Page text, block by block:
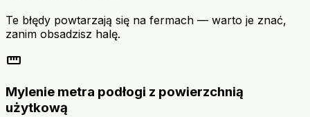
Te błędy powtarzają się na fermach — warto je znać,
zanim obsadzisz halę.
straighten
Mylenie metra podłogi z powierzchnią
użytkową